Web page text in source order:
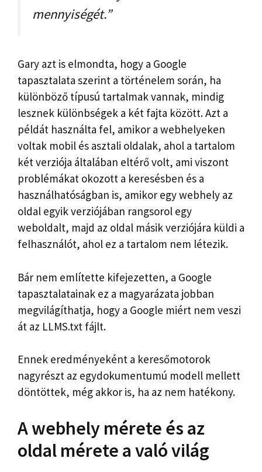
mennyiségét.”
Gary azt is elmondta, hogy a Google
tapasztalata szerint a történelem során, ha
különböző típusú tartalmak vannak, mindig
lesznek különbségek a két fajta között. Azt a
példát használta fel, amikor a webhelyeken
voltak mobil és asztali oldalak, ahol a tartalom
két verziója általában eltérő volt, ami viszont
problémákat okozott a keresésben és a
használhatóságban is, amikor egy webhely az
oldal egyik verziójában rangsorol egy
weboldalt, majd az oldal másik verziójára küldi a
felhasználót, ahol ez a tartalom nem létezik.
Bár nem említette kifejezetten, a Google
tapasztalatainak ez a magyarázata jobban
megvilágíthatja, hogy a Google miért nem veszi
át az LLMS.txt fájlt.
Ennek eredményeként a keresőmotorok
nagyrészt az egydokumentumú modell mellett
döntöttek, még akkor is, ha az nem hatékony.
A webhely mérete és az
oldal mérete a való világ